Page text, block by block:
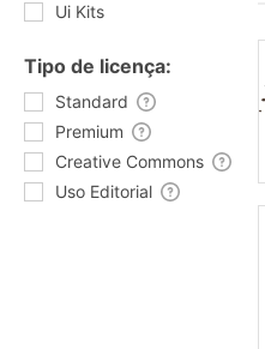
Ui Kits
Tipo de licença:
Standard
Premium
Creative Commons
Uso Editorial